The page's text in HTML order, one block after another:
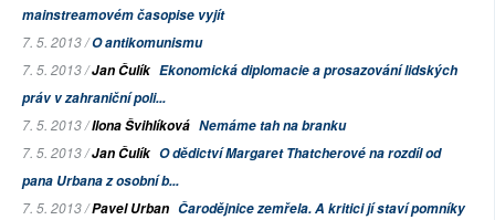
mainstreamovém časopise vyjít
7. 5. 2013 /O antikomunismu
7. 5. 2013 /Jan Čulík Ekonomická diplomacie a prosazování lidských
práv v zahraniční poli...
7. 5. 2013 /Ilona Švihlíková Nemáme tah na branku
7. 5. 2013 /Jan Čulík O dědictví Margaret Thatcherové na rozdíl od
pana Urbana z osobní b...
7. 5. 2013 /Pavel Urban Čarodějnice zemřela. A kritici jí staví pomníky